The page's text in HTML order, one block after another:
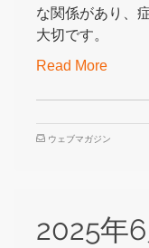
な関係があり、
大切です。
Read More
ウェブマガジン
2025年